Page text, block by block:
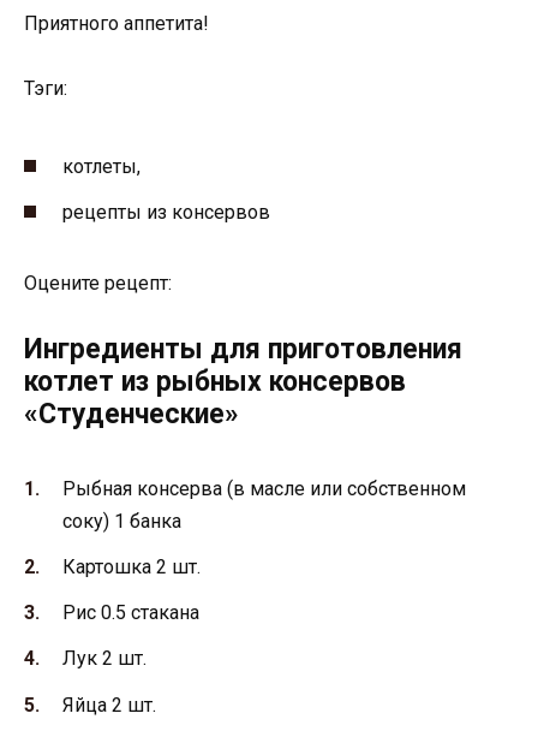
Приятного аппетита!
Тэги:
котлеты,
рецепты из консервов
Оцените рецепт:
Ингредиенты для приготовления
котлет из рыбных консервов
«Студенческие»
Рыбная консерва (в масле или собственном
соку) 1 банка
Картошка 2 шт.
Рис 0.5 стакана
Лук 2 шт.
Яйца 2 шт.